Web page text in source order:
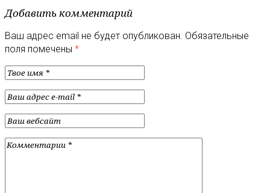
Добавить комментарий
Ваш адрес email не будет опубликован. Обязательные
поля помечены *